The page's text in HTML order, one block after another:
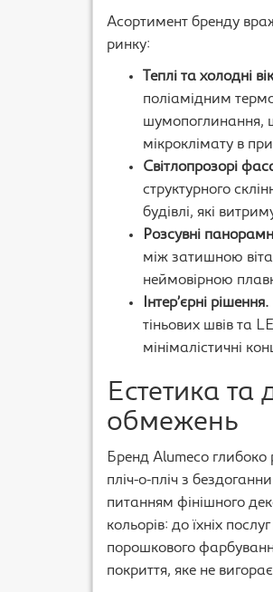
Асортимент бренду
ринку:
Теплі та холодні
поліамідним
шумопоглинання,
мікроклімату в
Світлопрозорі
структурного
будівлі, які
Розсувні
між затишною
неймовірною
Інтер’єрні рішення.
тіньових швів та
мінімалістичні
Естетика та
обмежень
Бренд Alumeco глибоко
пліч-о-пліч з
питанням фінішного
кольорів: до їхніх
порошкового
покриття, яке не